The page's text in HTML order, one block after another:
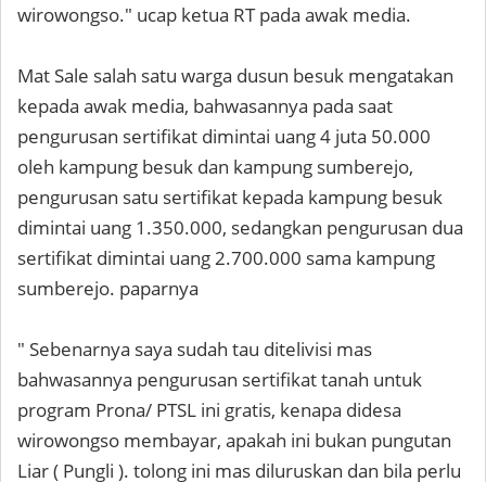
wirowongso." ucap ketua RT pada awak media.
Mat Sale salah satu warga dusun besuk mengatakan
kepada awak media, bahwasannya pada saat
pengurusan sertifikat dimintai uang 4 juta 50.000
oleh kampung besuk dan kampung sumberejo,
pengurusan satu sertifikat kepada kampung besuk
dimintai uang 1.350.000, sedangkan pengurusan dua
sertifikat dimintai uang 2.700.000 sama kampung
sumberejo. paparnya
" Sebenarnya saya sudah tau ditelivisi mas
bahwasannya pengurusan sertifikat tanah untuk
program Prona/ PTSL ini gratis, kenapa didesa
wirowongso membayar, apakah ini bukan pungutan
Liar ( Pungli ). tolong ini mas diluruskan dan bila perlu